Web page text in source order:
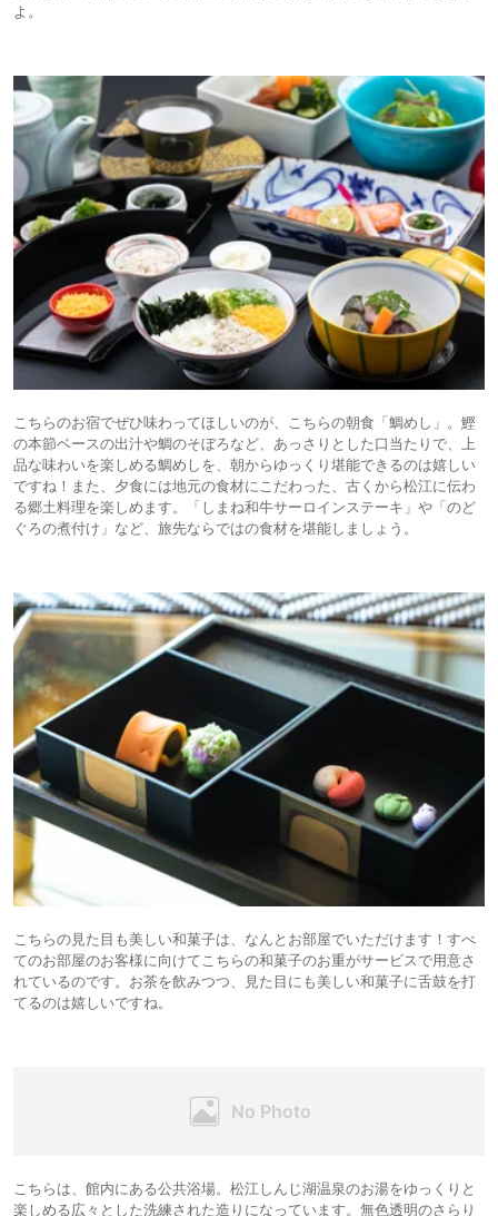
よ。
こちらのお宿でぜひ味わってほしいのが、こちらの朝食「鯛めし」。鰹
の本節ベースの出汁や鯛のそぼろなど、あっさりとした口当たりで、上
品な味わいを楽しめる鯛めしを、朝からゆっくり堪能できるのは嬉しい
ですね！また、夕食には地元の食材にこだわった、古くから松江に伝わ
る郷土料理を楽しめます。「しまね和牛サーロインステーキ」や「のど
ぐろの煮付け」など、旅先ならではの食材を堪能しましょう。
こちらの見た目も美しい和菓子は、なんとお部屋でいただけます！すべ
てのお部屋のお客様に向けてこちらの和菓子のお重がサービスで用意さ
れているのです。お茶を飲みつつ、見た目にも美しい和菓子に舌鼓を打
てるのは嬉しいですね。
こちらは、館内にある公共浴場。松江しんじ湖温泉のお湯をゆっくりと
楽しめる広々とした洗練された造りになっています。無色透明のさらり